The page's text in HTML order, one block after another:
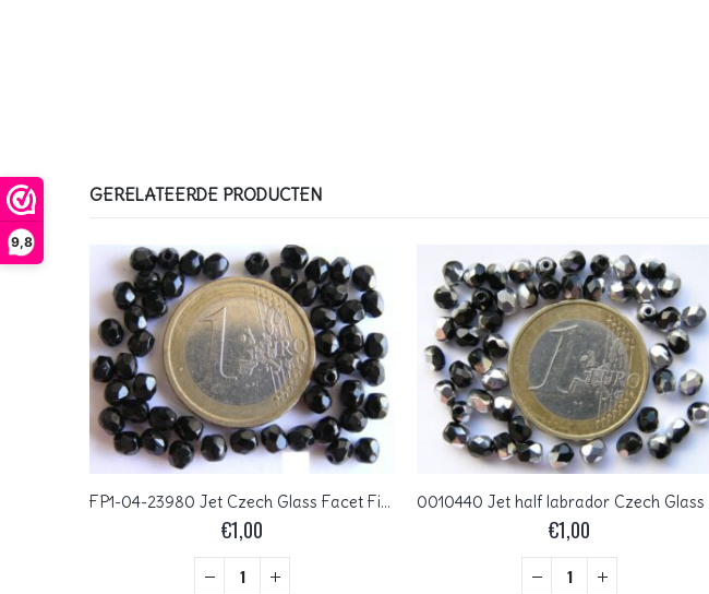
9,8
GERELATEERDE PRODUCTEN
FP1-04-23980 Jet Czech Glass Facet Firepolish 4mm 50 stuks
€1,00 €1,00